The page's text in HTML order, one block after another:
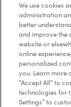
Marques de
Accessibilité
Diagnostic
Contactez-nous
We use cookies
administration
better
and improve the
website or
online
personalized
you. Learn more
“Accept All” to
technologies for
Settings” to